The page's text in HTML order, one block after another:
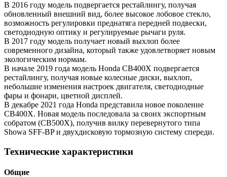
В 2016 году модель подвергается рестайлингу, получая
обновленный внешний вид, более высокое лобовое стекло,
возможность регулировки преднатяга передней подвески,
светодиодную оптику и регулируемые рычаги руля.
В 2017 году модель получает новый выхлоп более
современного дизайна, который также удовлетворяет новым
экологическим нормам.
В начале 2019 года модель Honda CB400X подвергается
рестайлингу, получая новые колесные диски, выхлоп,
небольшие изменения настроек двигателя, светодиодные
фары и фонари, цветной дисплей.
В декабре 2021 года Honda представила новое поколение
CB400X. Новая модель последовала за своих экспортным
собратом (CB500X), получив вилку перевернутого типа
Showa SFF-BP и двухдисковую тормозную систему спереди.
Технические характеристики
Общие